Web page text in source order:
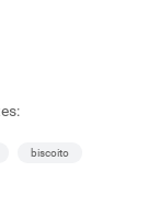
biscoito